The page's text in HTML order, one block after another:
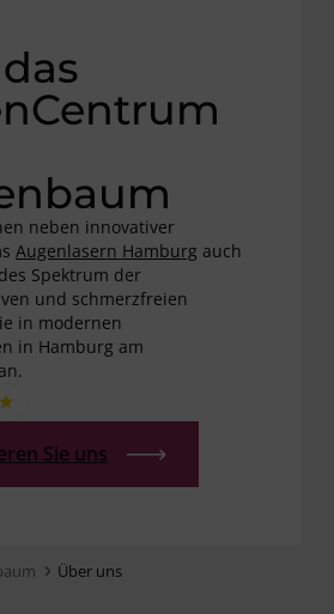
neben innovativer
Augenlasern Hamburg auch
Spektrum der
und schmerzfreien
in modernen
in Hamburg am
Sie uns
Über uns